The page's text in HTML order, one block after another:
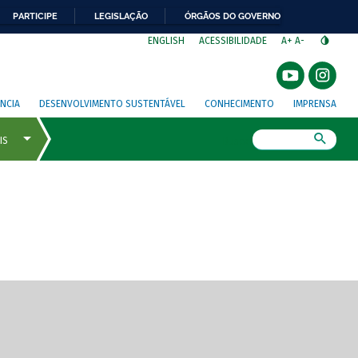
PARTICIPE LEGISLAÇÃO ÓRGÃOS DO GOVERNO
ENGLISH ACESSIBILIDADE A+ A-
DESENVOLVIMENTO SUSTENTÁVEL CONHECIMENTO IMPRENSA
de tela